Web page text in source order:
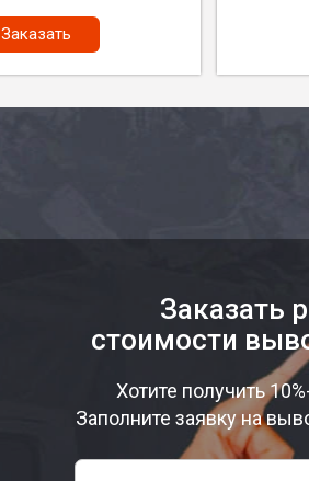
Заказать
Заказать
стоимости
Хотите получить
Заполните заявку на